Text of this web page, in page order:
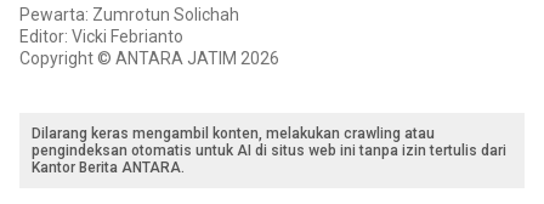
Pewarta: Zumrotun Solichah
Editor: Vicki Febrianto
Copyright © ANTARA JATIM 2026
Dilarang keras mengambil konten, melakukan crawling atau
pengindeksan otomatis untuk AI di situs web ini tanpa izin tertulis dari
Kantor Berita ANTARA.